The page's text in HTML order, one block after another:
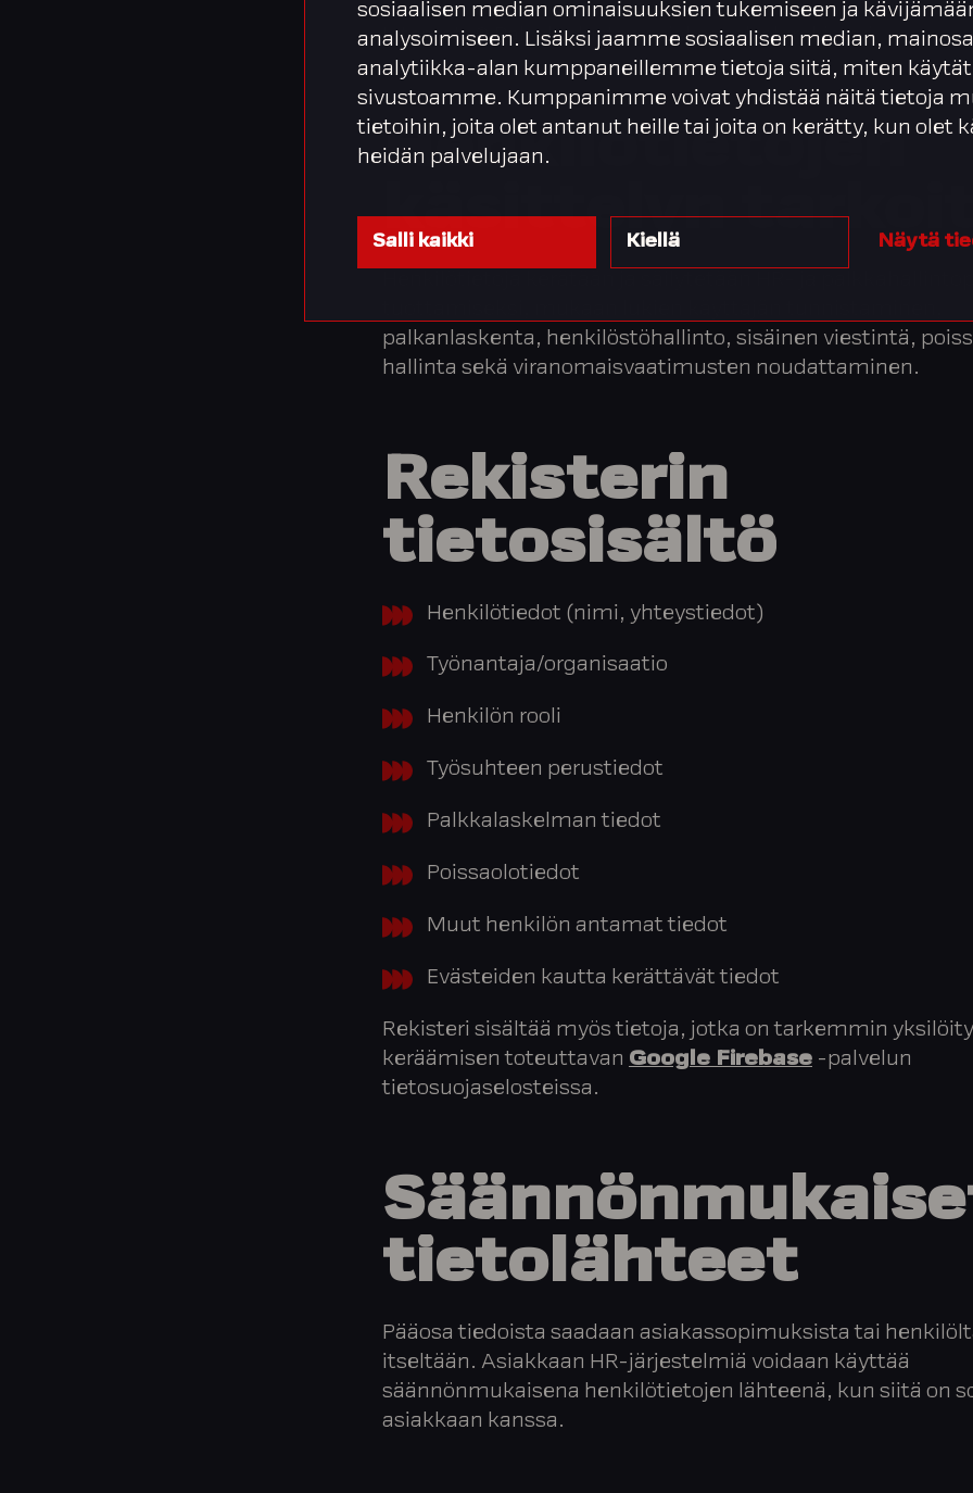
sosiaalisen median ominaisuuksien tukemiseen ja
analysoimiseen. Lisäksi jaamme sosiaalisen median,
analytiikka-alan kumppaneillemme tietoja siitä, miten käytät
sivustoamme. Kumppanimme voivat yhdistää näitä tietoja
tietoihin, joita olet antanut heille tai joita on kerätty, kun olet
heidän palvelujaan.
Salli kaikki Kiellä Näytä
Integrata® Palvelualustan asiakaspalvelurekisteri
Henkilötietojen
käsittelyn
palkanlaskenta, henkilöstöhallinto, sisäinen viestintä,
hallinta sekä viranomaisvaatimusten noudattaminen.
Rekisterin
tietosisältö
Henkilötiedot (nimi, yhteystiedot)
Työnantaja/organisaatio
Henkilön rooli
Työsuhteen perustiedot
Palkkalaskelman tiedot
Poissaolotiedot
Muut henkilön antamat tiedot
Evästeiden kautta kerättävät tiedot
Rekisteri sisältää myös tietoja, jotka on tarkemmin
keräämisen toteuttavan Google Firebase -palvelun
tietosuojaselosteissa.
tietolähteet
Pääosa tiedoista saadaan asiakassopimuksista tai
itseltään. Asiakkaan HR-järjestelmiä voidaan käyttää
säännönmukaisena henkilötietojen lähteenä, kun siitä on
asiakkaan kanssa.